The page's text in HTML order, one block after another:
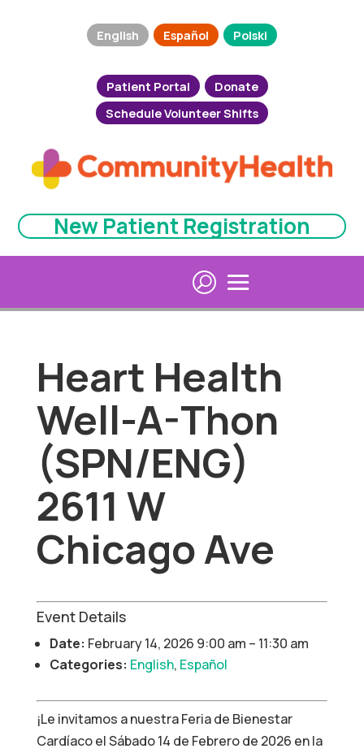
English Español Polski
Patient Portal
Donate
Schedule Volunteer Shifts
New Patient Registration
Heart Health
Well-A-Thon
(SPN/ENG)
2611 W
Chicago Ave
Event Details
Date: February 14, 2026 9:00 am – 11:30 am
Categories: English, Español
¡Le invitamos a nuestra Feria de Bienestar
Cardíaco el Sábado 14 de Febrero de 2026 en la